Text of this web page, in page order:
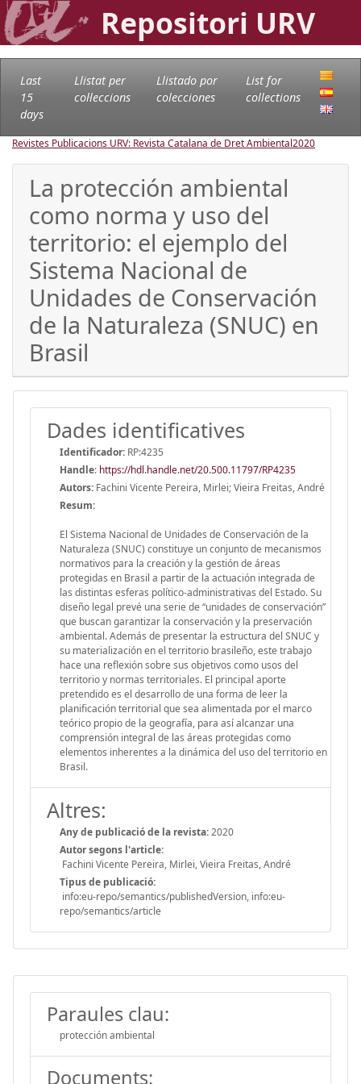
Repositori URV
Last
15
days
Llistat per
col·leccions
Llistado por
colecciones
List for
collections
Revistes Publicacions URV: Revista Catalana de Dret Ambiental2020
La protección ambiental
como norma y uso del
territorio: el ejemplo del
Sistema Nacional de
Unidades de Conservación
de la Naturaleza (SNUC) en
Brasil
Dades identificatives
Identificador: RP:4235
Handle: https://hdl.handle.net/20.500.11797/RP4235
Autors: Fachini Vicente Pereira, Mirlei; Vieira Freitas, André
Resum:
El Sistema Nacional de Unidades de Conservación de la
Naturaleza (SNUC) constituye un conjunto de mecanismos
normativos para la creación y la gestión de áreas
protegidas en Brasil a partir de la actuación integrada de
las distintas esferas político-administrativas del Estado. Su
diseño legal prevé una serie de “unidades de conservación”
que buscan garantizar la conservación y la preservación
ambiental. Además de presentar la estructura del SNUC y
su materialización en el territorio brasileño, este trabajo
hace una reflexión sobre sus objetivos como usos del
territorio y normas territoriales. El principal aporte
pretendido es el desarrollo de una forma de leer la
planificación territorial que sea alimentada por el marco
teórico propio de la geografía, para así alcanzar una
comprensión integral de las áreas protegidas como
elementos inherentes a la dinámica del uso del territorio en
Brasil.
Altres:
Any de publicació de la revista:2020
Autor segons l'article:
Fachini Vicente Pereira, Mirlei, Vieira Freitas, André
Tipus de publicació:
info:eu-repo/semantics/publishedVersion, info:eu-
repo/semantics/article
Paraules clau:
protección ambiental
Documents: